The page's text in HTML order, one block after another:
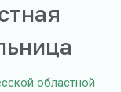
областной